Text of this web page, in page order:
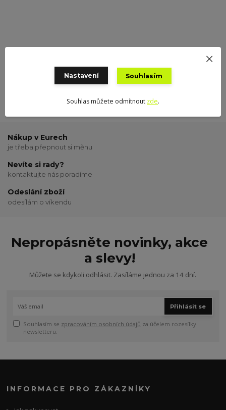
Nákup v Eurech
je třeba přepnout si měnu
Nevíte si rady?
kontaktujte nás poradíme
Odeslání zboží
odesílám o víkendu
Nepropásněte novinky, akce
a slevy!
Můžete se kdykoli odhlásit. Zasíláme jednou za 14 dní.
Přihlásit se
Souhlasím se zpracováním osobních údajů za účelem rozesílky
newsletteru.
INFORMACE PRO ZÁKAZNÍKY
Nastavení Souhlasím
Souhlas můžete odmítnout zde.